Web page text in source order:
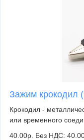
Зажим крокодил
Крокодил -
или временного
40.00р. Без НДС: